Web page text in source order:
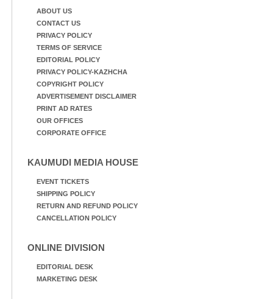
ABOUT US
CONTACT US
PRIVACY POLICY
TERMS OF SERVICE
EDITORIAL POLICY
PRIVACY POLICY-KAZHCHA
COPYRIGHT POLICY
ADVERTISEMENT DISCLAIMER
PRINT AD RATES
OUR OFFICES
CORPORATE OFFICE
KAUMUDI MEDIA HOUSE
EVENT TICKETS
SHIPPING POLICY
RETURN AND REFUND POLICY
CANCELLATION POLICY
ONLINE DIVISION
EDITORIAL DESK
MARKETING DESK